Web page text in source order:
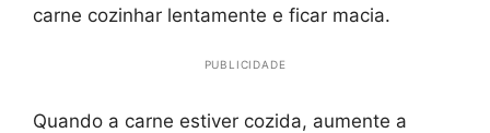
carne cozinhar lentamente e ficar macia.
PUBLICIDADE
Quando a carne estiver cozida, aumente a